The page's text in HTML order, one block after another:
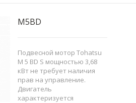
M5BD
Подвесной мотор Tohatsu
M 5 BD S мощностью 3,68
кВт не требует наличия
прав на управление.
Двигатель
характеризуется